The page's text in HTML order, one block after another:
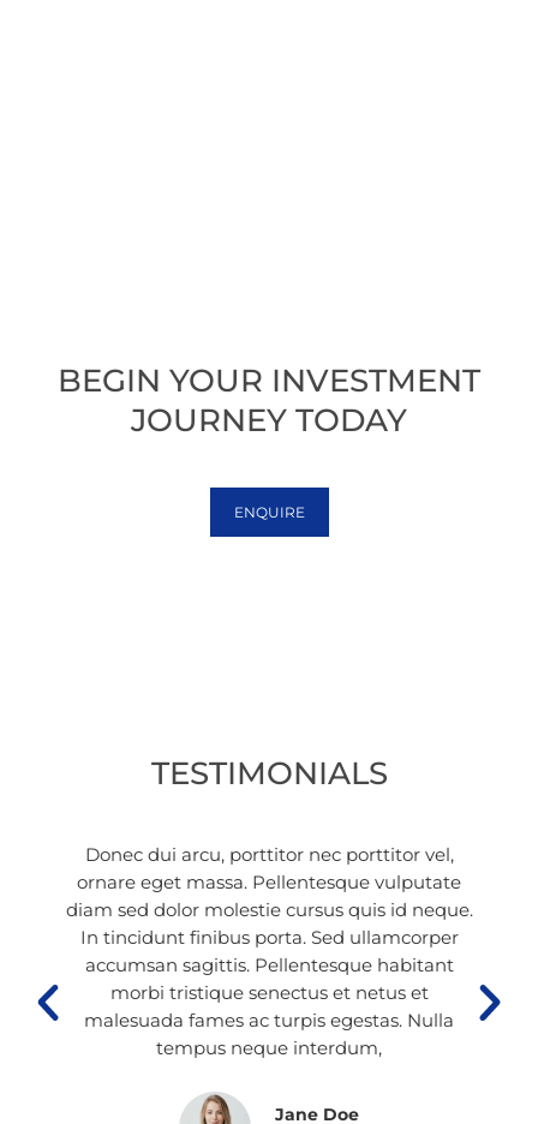
BEGIN YOUR INVESTMENT
JOURNEY TODAY
ENQUIRE
TESTIMONIALS
Donec dui arcu, porttitor nec porttitor vel,
ornare eget massa. Pellentesque vulputate
diam sed dolor molestie cursus quis id neque.
In tincidunt finibus porta. Sed ullamcorper
accumsan sagittis. Pellentesque habitant
morbi tristique senectus et netus et
malesuada fames ac turpis egestas. Nulla
tempus neque interdum,
Jane Doe